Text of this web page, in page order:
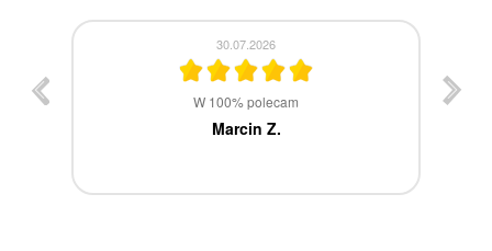
30.07.2026
W 100% polecam
Marcin Z.